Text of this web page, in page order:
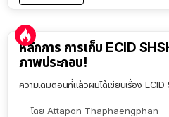
หลักการ การเก็บ ECID
ภาพประกอบ!
ความเดิมตอนที่แล้วผมได้เขียนเรื่อง
โดย Attapon Thaphaengphan